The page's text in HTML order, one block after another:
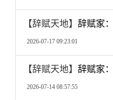
【辞赋天地】 辞赋家
2026-07-17 09:23:01
【辞赋天地】 辞赋家
2026-07-14 08:57:55